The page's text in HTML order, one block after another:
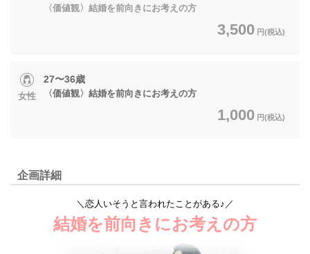
〈価値観〉結婚を前向きにお考えの方
3,500 円(税込)
女性
27〜36歳
〈価値観〉結婚を前向きにお考えの方
1,000 円(税込)
企画詳細
＼恋人いそうと言われたことがある♪／
結婚を前向きにお考えの方